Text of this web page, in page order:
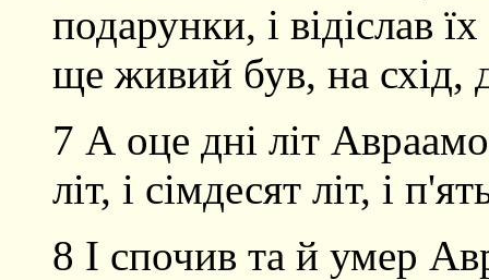
подарунки, і відіслав
ще живий був, на схід,
7 А оце дні літ
літ, і сімдесят літ, і
8 І спочив та й умер